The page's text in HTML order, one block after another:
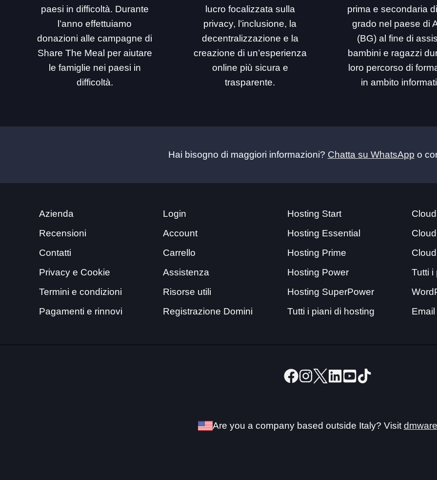
paesi in difficoltà. Durante
l’anno effettuiamo
donazioni alle campagne di
Share The Meal per aiutare
le famiglie nei paesi in
difficoltà.
lucro focalizzata sulla
privacy, l’inclusione, la
decentralizzazione e la
creazione di un’esperienza
online più sicura e
trasparente.
prima e secondaria
grado nel paese di
(BG) al fine di
bambini e ragazzi
loro percorso di
in ambito
Hai bisogno di maggiori informazioni? Chatta su WhatsApp o
Azienda
Recensioni
Contatti
Privacy e Cookie
Termini e condizioni
Pagamenti e rinnovi
Login
Account
Carrello
Assistenza
Risorse utili
Registrazione Domini
Hosting Start
Hosting Essential
Hosting Prime
Hosting Power
Hosting SuperPower
Tutti i piani di hosting
Tutti i
Email
Are you a company based outside Italy? Visit